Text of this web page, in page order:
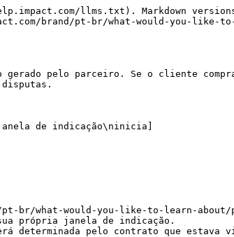
llms.txt). Markdown
brand/pt-br/what-would-you-like-
gerado pelo parceiro. Se o cliente
br/what-would-you-like-to-learn-about/
própria janela de indicação.
pelo contrato que estava